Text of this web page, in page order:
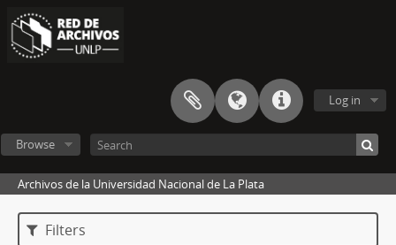
Log in
Browse
Archivos de la Universidad Nacional de La Plata
Filters